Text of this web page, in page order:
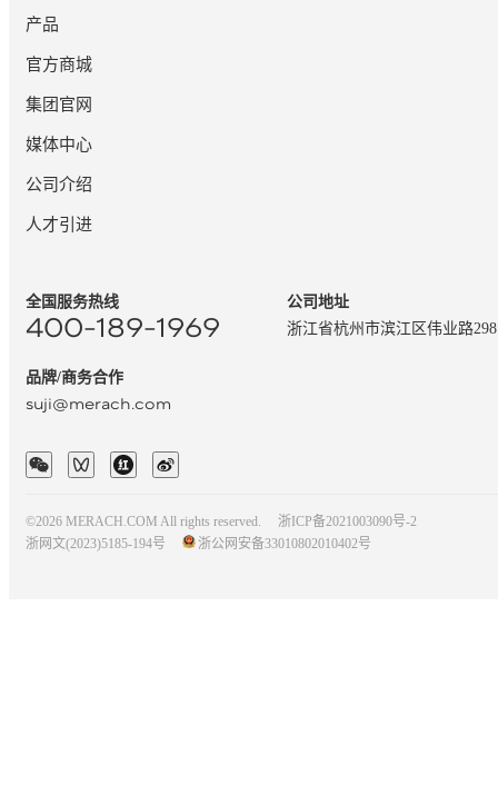
产品
官方商城
集团官网
媒体中心
公司介绍
人才引进
全国服务热线
400-189-1969
品牌/商务合作
suji@merach.com
公司地址
浙江省杭州市滨江区伟业路
©2026 MERACH.COM All rights reserved.
浙ICP备2021003090号-2
浙网文(2023)5185-194号
浙公网安备33010802010402号